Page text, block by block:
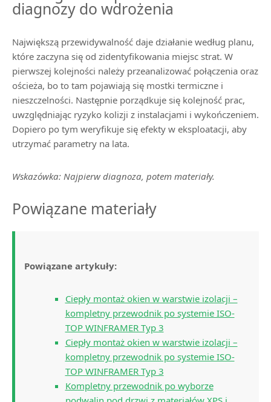
diagnozy do wdrożenia
Największą przewidywalność daje działanie według planu,
które zaczyna się od zidentyfikowania miejsc strat. W
pierwszej kolejności należy przeanalizować połączenia oraz
ościeża, bo to tam pojawiają się mostki termiczne i
nieszczelności. Następnie porządkuje się kolejność prac,
uwzględniając ryzyko kolizji z instalacjami i wykończeniem.
Dopiero po tym weryfikuje się efekty w eksploatacji, aby
utrzymać parametry na lata.
Wskazówka: Najpierw diagnoza, potem materiały.
Powiązane materiały
Powiązane artykuły:
Ciepły montaż okien w warstwie izolacji –
kompletny przewodnik po systemie ISO-
TOP WINFRAMER Typ 3
Ciepły montaż okien w warstwie izolacji –
kompletny przewodnik po systemie ISO-
TOP WINFRAMER Typ 3
Kompletny przewodnik po wyborze